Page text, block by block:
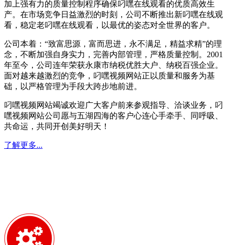
加上强有力的质量控制程序确保叼嘿在线观看的优质高效生
产。在市场竞争日益激烈的时刻，公司不断推出新叼嘿在线观
看，稳定老叼嘿在线观看，以最优的姿态对全世界的客户。
公司本着：“致富思源，富而思进，永不满足，精益求精”的理
念，不断加强自身实力，完善内部管理，严格质量控制。2001
年至今，公司连年荣获永康市纳税优胜大户、纳税百强企业。
面对越来越激烈的竞争，叼嘿视频网站正以质量和服务为基
础，以严格管理为手段大跨步地前进。
叼嘿视频网站竭诚欢迎广大客户前来参观指导、洽谈业务，叼
嘿视频网站公司愿与五湖四海的客户心连心手牵手、同呼吸、
共命运，共同开创美好明天！
了解更多...